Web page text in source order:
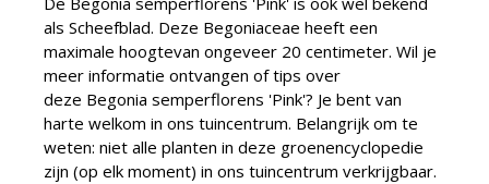
als Scheefblad. Deze Begoniaceae heeft een
maximale hoogtevan ongeveer 20 centimeter. Wil je
meer informatie ontvangen of tips over
deze Begonia semperflorens 'Pink'? Je bent van
harte welkom in ons tuincentrum. Belangrijk om te
weten: niet alle planten in deze groenencyclopedie
zijn (op elk moment) in ons tuincentrum verkrijgbaar.